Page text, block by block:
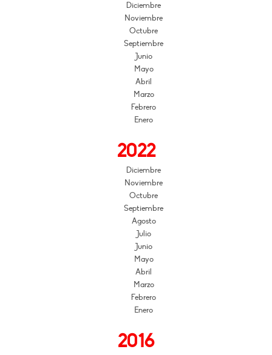
Diciembre
Noviembre
Octubre
Septiembre
Junio
Mayo
Abril
Marzo
Febrero
Enero
2022
Diciembre
Noviembre
Octubre
Septiembre
Agosto
Julio
Junio
Mayo
Abril
Marzo
Febrero
Enero
2016